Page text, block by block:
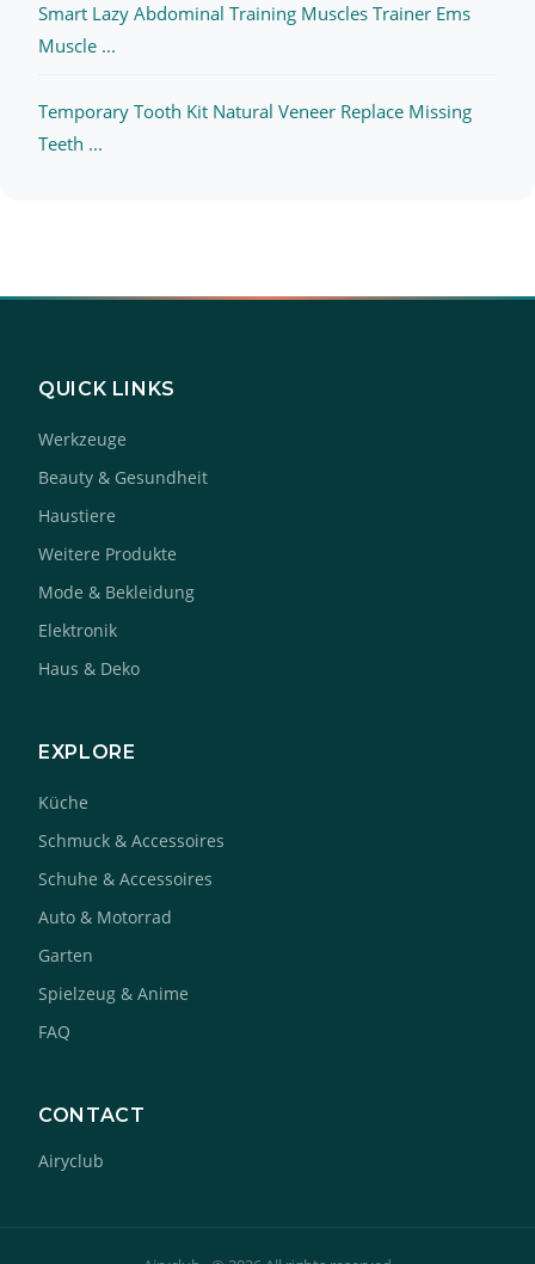
Smart Lazy Abdominal Training Muscles Trainer Ems
Muscle ...
Temporary Tooth Kit Natural Veneer Replace Missing
Teeth ...
QUICK LINKS
Werkzeuge
Beauty & Gesundheit
Haustiere
Weitere Produkte
Mode & Bekleidung
Elektronik
Haus & Deko
EXPLORE
Küche
Schmuck & Accessoires
Schuhe & Accessoires
Auto & Motorrad
Garten
Spielzeug & Anime
FAQ
CONTACT
Airyclub